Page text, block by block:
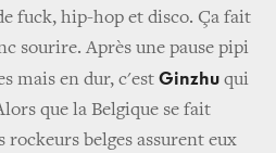
fuck, hip-hop et disco. Ça fait
sourire. Après une pause pipi
mais en dur, c'est Ginzhu qui
que la Belgique se fait
rockeurs belges assurent eux